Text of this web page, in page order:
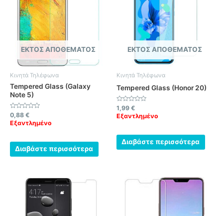
ΕΚΤΌΣ ΑΠΟΘΈΜΑΤΟΣ
Κινητά Τηλέφωνα
Tempered Glass (Galaxy
Note 5)
Βαθμολογήθηκε
με
0
0,88 €
Εξαντλημένο
Διαβάστε περισσότερα
ΕΚΤΌΣ ΑΠΟΘΈΜΑΤΟΣ
Κινητά Τηλέφωνα
Tempered Glass (Honor 20)
Βαθμολογήθηκε
με
0
1,99 €
Εξαντλημένο
Διαβάστε περισσότερα